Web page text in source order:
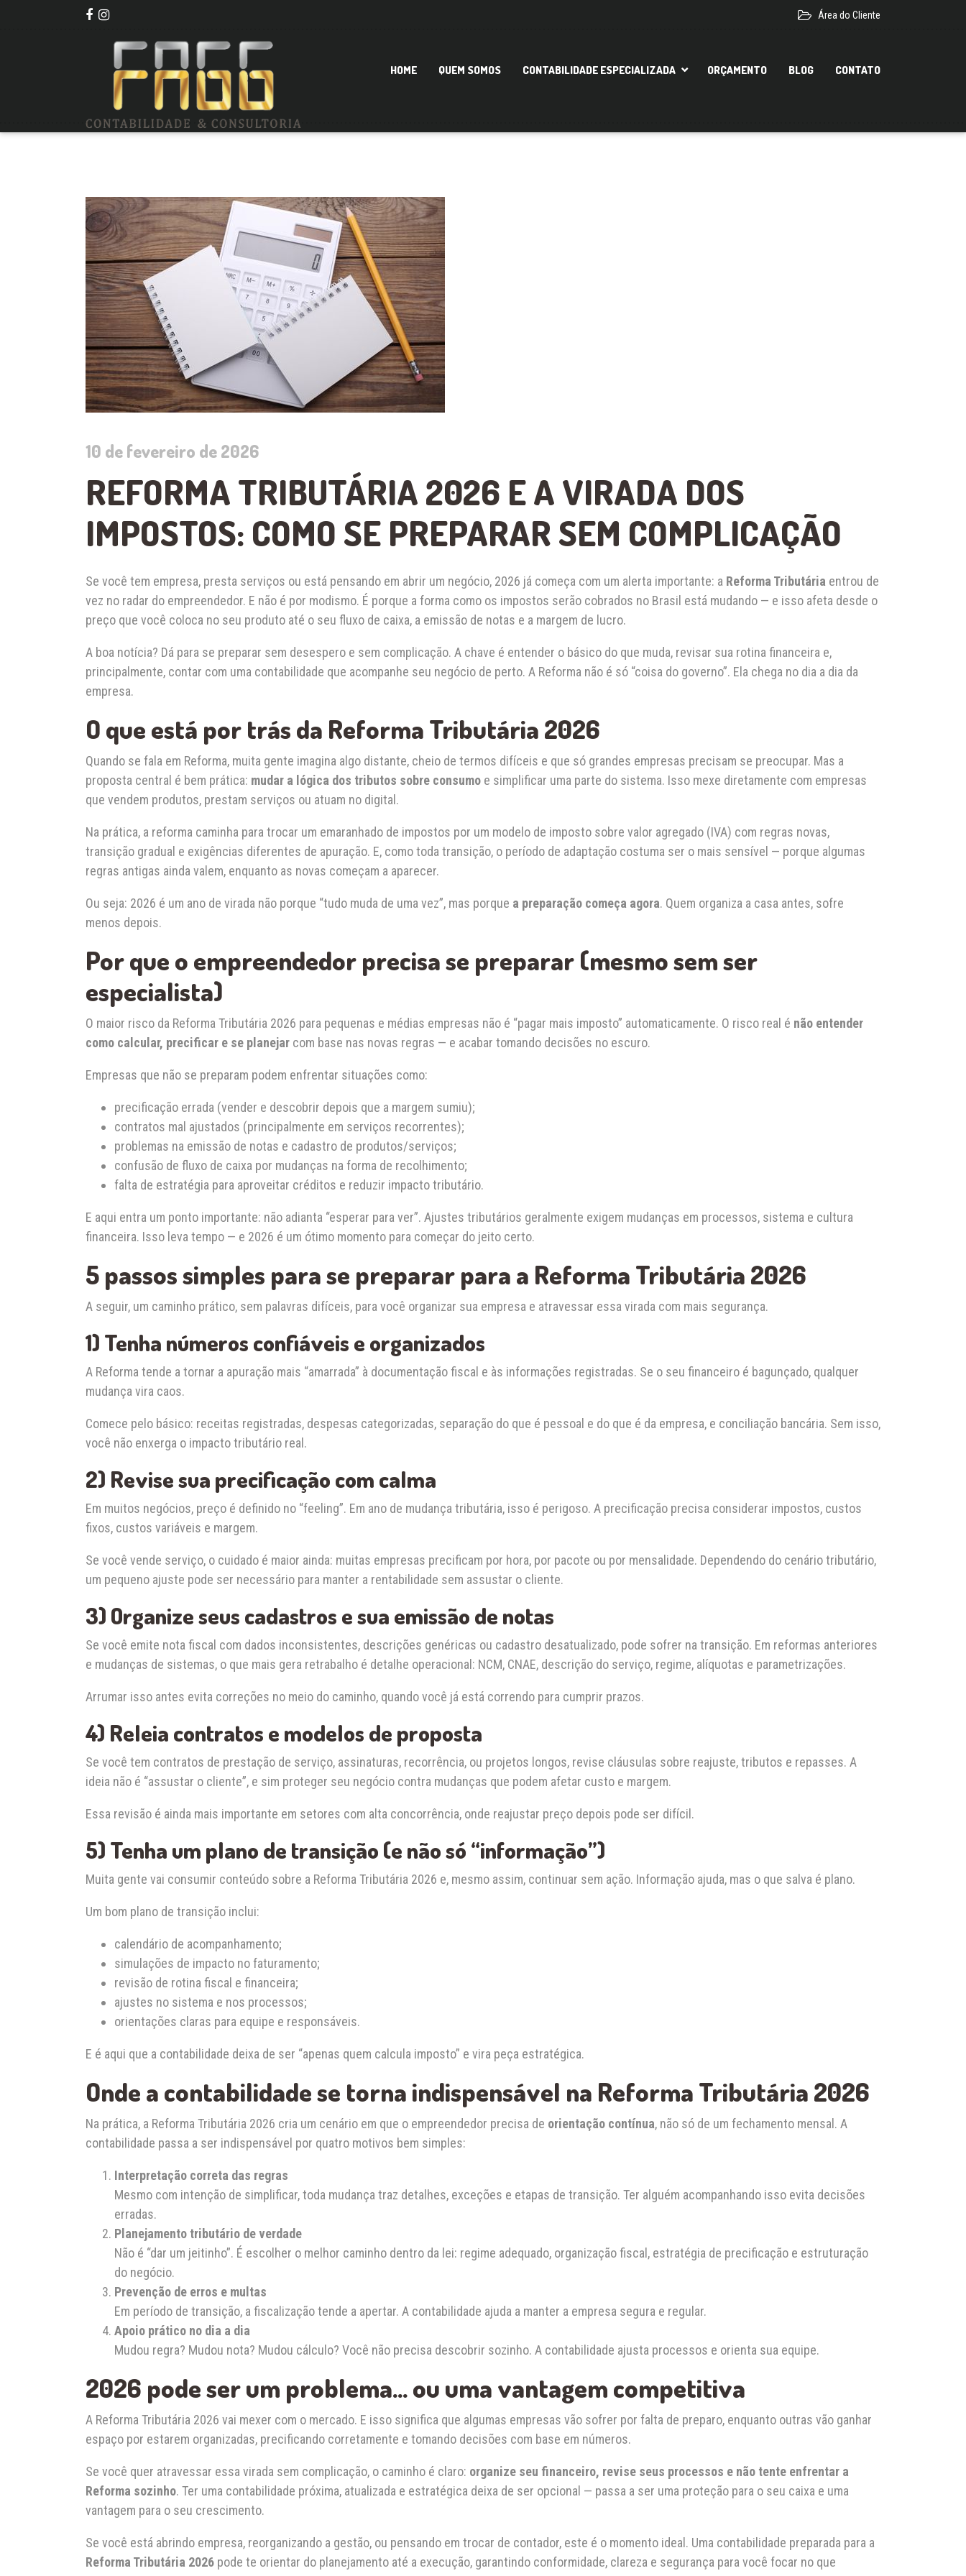
Área do Cliente
HOME QUEM SOMOS CONTABILIDADE ESPECIALIZADA ORÇAMENTO BLOG CONTATO
10 de fevereiro de 2026
REFORMA TRIBUTÁRIA 2026 E A VIRADA DOS
IMPOSTOS: COMO SE PREPARAR SEM COMPLICAÇÃO
Se você tem empresa, presta serviços ou está pensando em abrir um negócio, 2026 já começa com um alerta importante: a Reforma Tributária entrou de
vez no radar do empreendedor. E não é por modismo. É porque a forma como os impostos serão cobrados no Brasil está mudando — e isso afeta desde o
preço que você coloca no seu produto até o seu fluxo de caixa, a emissão de notas e a margem de lucro.
A boa notícia? Dá para se preparar sem desespero e sem complicação. A chave é entender o básico do que muda, revisar sua rotina financeira e,
principalmente, contar com uma contabilidade que acompanhe seu negócio de perto. A Reforma não é só “coisa do governo”. Ela chega no dia a dia da
empresa.
O que está por trás da Reforma Tributária 2026
Quando se fala em Reforma, muita gente imagina algo distante, cheio de termos difíceis e que só grandes empresas precisam se preocupar. Mas a
proposta central é bem prática: mudar a lógica dos tributos sobre consumoe simplificar uma parte do sistema. Isso mexe diretamente com empresas
que vendem produtos, prestam serviços ou atuam no digital.
Na prática, a reforma caminha para trocar um emaranhado de impostos por um modelo de imposto sobre valor agregado (IVA) com regras novas,
transição gradual e exigências diferentes de apuração. E, como toda transição, o período de adaptação costuma ser o mais sensível — porque algumas
regras antigas ainda valem, enquanto as novas começam a aparecer.
Ou seja: 2026 é um ano de virada não porque “tudo muda de uma vez”, mas porque a preparação começa agora. Quem organiza a casa antes, sofre
menos depois.
Por que o empreendedor precisa se preparar (mesmo sem ser
especialista)
O maior risco da Reforma Tributária 2026 para pequenas e médias empresas não é “pagar mais imposto” automaticamente. O risco real é não entender
como calcular, precificar e se planejarcom base nas novas regras — e acabar tomando decisões no escuro.
Empresas que não se preparam podem enfrentar situações como:
precificação errada (vender e descobrir depois que a margem sumiu);
contratos mal ajustados (principalmente em serviços recorrentes);
problemas na emissão de notas e cadastro de produtos/serviços;
confusão de fluxo de caixa por mudanças na forma de recolhimento;
falta de estratégia para aproveitar créditos e reduzir impacto tributário.
E aqui entra um ponto importante: não adianta “esperar para ver”. Ajustes tributários geralmente exigem mudanças em processos, sistema e cultura
financeira. Isso leva tempo — e 2026 é um ótimo momento para começar do jeito certo.
5 passos simples para se preparar para a Reforma Tributária 2026
A seguir, um caminho prático, sem palavras difíceis, para você organizar sua empresa e atravessar essa virada com mais segurança.
1) Tenha números confiáveis e organizados
A Reforma tende a tornar a apuração mais “amarrada” à documentação fiscal e às informações registradas. Se o seu financeiro é bagunçado, qualquer
mudança vira caos.
Comece pelo básico: receitas registradas, despesas categorizadas, separação do que é pessoal e do que é da empresa, e conciliação bancária. Sem isso,
você não enxerga o impacto tributário real.
2) Revise sua precificação com calma
Em muitos negócios, preço é definido no “feeling”. Em ano de mudança tributária, isso é perigoso. A precificação precisa considerar impostos, custos
fixos, custos variáveis e margem.
Se você vende serviço, o cuidado é maior ainda: muitas empresas precificam por hora, por pacote ou por mensalidade. Dependendo do cenário tributário,
um pequeno ajuste pode ser necessário para manter a rentabilidade sem assustar o cliente.
3) Organize seus cadastros e sua emissão de notas
Se você emite nota fiscal com dados inconsistentes, descrições genéricas ou cadastro desatualizado, pode sofrer na transição. Em reformas anteriores
e mudanças de sistemas, o que mais gera retrabalho é detalhe operacional: NCM, CNAE, descrição do serviço, regime, alíquotas e parametrizações.
Arrumar isso antes evita correções no meio do caminho, quando você já está correndo para cumprir prazos.
4) Releia contratos e modelos de proposta
Se você tem contratos de prestação de serviço, assinaturas, recorrência, ou projetos longos, revise cláusulas sobre reajuste, tributos e repasses. A
ideia não é “assustar o cliente”, e sim proteger seu negócio contra mudanças que podem afetar custo e margem.
Essa revisão é ainda mais importante em setores com alta concorrência, onde reajustar preço depois pode ser difícil.
5) Tenha um plano de transição (e não só “informação”)
Muita gente vai consumir conteúdo sobre a Reforma Tributária 2026 e, mesmo assim, continuar sem ação. Informação ajuda, mas o que salva é plano.
Um bom plano de transição inclui:
calendário de acompanhamento;
simulações de impacto no faturamento;
revisão de rotina fiscal e financeira;
ajustes no sistema e nos processos;
orientações claras para equipe e responsáveis.
E é aqui que a contabilidade deixa de ser “apenas quem calcula imposto” e vira peça estratégica.
Onde a contabilidade se torna indispensável na Reforma Tributária 2026
Na prática, a Reforma Tributária 2026 cria um cenário em que o empreendedor precisa de orientação contínua, não só de um fechamento mensal. A
contabilidade passa a ser indispensável por quatro motivos bem simples:
Interpretação correta das regras
Mesmo com intenção de simplificar, toda mudança traz detalhes, exceções e etapas de transição. Ter alguém acompanhando isso evita decisões
erradas.
Planejamento tributário de verdade
Não é “dar um jeitinho”. É escolher o melhor caminho dentro da lei: regime adequado, organização fiscal, estratégia de precificação e estruturação
do negócio.
Prevenção de erros e multas
Em período de transição, a fiscalização tende a apertar. A contabilidade ajuda a manter a empresa segura e regular.
Apoio prático no dia a dia
Mudou regra? Mudou nota? Mudou cálculo? Você não precisa descobrir sozinho. A contabilidade ajusta processos e orienta sua equipe.
2026 pode ser um problema… ou uma vantagem competitiva
A Reforma Tributária 2026 vai mexer com o mercado. E isso significa que algumas empresas vão sofrer por falta de preparo, enquanto outras vão ganhar
espaço por estarem organizadas, precificando corretamente e tomando decisões com base em números.
Se você quer atravessar essa virada sem complicação, o caminho é claro: organize seu financeiro, revise seus processos e não tente enfrentar a
Reforma sozinho. Ter uma contabilidade próxima, atualizada e estratégica deixa de ser opcional — passa a ser uma proteção para o seu caixa e uma
vantagem para o seu crescimento.
Se você está abrindo empresa, reorganizando a gestão, ou pensando em trocar de contador, este é o momento ideal. Uma contabilidade preparada para a
Reforma Tributária 2026pode te orientar do planejamento até a execução, garantindo conformidade, clareza e segurança para você focar no que